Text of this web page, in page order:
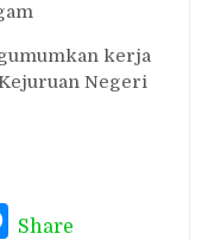
kerja
Negeri
Messenger
Share